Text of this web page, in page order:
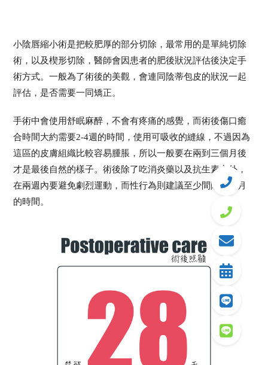
小陰唇縮小術是把較肥厚的部分切除，最常用的是單純切除
術，以及楔形切除，醫師會因患者的肥後狀況評估後決定手
術方式。一般為了術後的美觀，會連同陰蒂包皮的狀況一起
評估，是否需要一同矯正。
手術中會使用舒眠麻醉，不會有疼痛的感覺，而術後傷口癒
合時間大約需要2-4週的時間，使用可吸收的縫線，不過因為
這區的皮膚組織比較容易腫脹，所以一般要在兩到三個月後
才是最後自然的樣子。術後除了吃消炎藥以及抗生素之外，
在兩週內要避免劇烈運動，而性行為則建議至少間隔一個月
的時間。